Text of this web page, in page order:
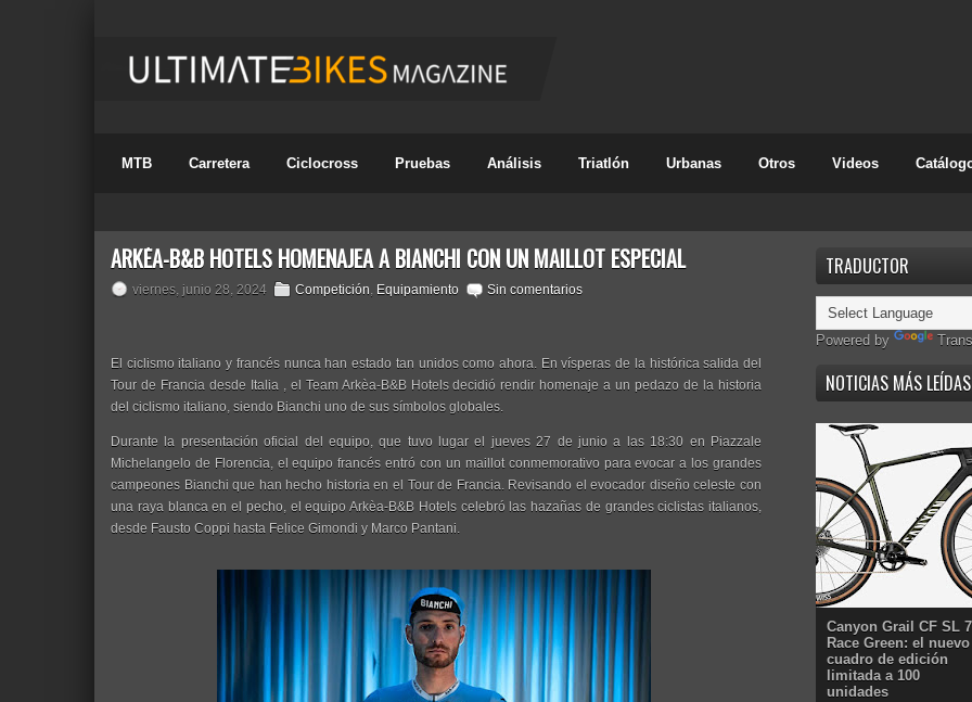
MTB Carretera Ciclocross Pruebas Análisis Triatlón Urbanas Otros Videos
ARKÉA-B&B HOTELS HOMENAJEA A BIANCHI CON UN MAILLOT ESPECIAL
viernes, junio 28, 2024 Competición, Equipamiento Sin comentarios
El ciclismo italiano y francés nunca han estado tan unidos como ahora. En vísperas de la histórica salida del
Tour de Francia desde Italia , el Team Arkèa-B&B Hotels decidió rendir homenaje a un pedazo de la historia
del ciclismo italiano, siendo Bianchi uno de sus símbolos globales.
Durante la presentación oficial del equipo, que tuvo lugar el jueves 27 de junio a las 18:30 en Piazzale
Michelangelo de Florencia, el equipo francés entró con un maillot conmemorativo para evocar a los grandes
campeones Bianchi que han hecho historia en el Tour de Francia. Revisando el evocador diseño celeste con
una raya blanca en el pecho, el equipo Arkèa-B&B Hotels celebró las hazañas de grandes ciclistas italianos,
desde Fausto Coppi hasta Felice Gimondi y Marco Pantani.
TRADUCTOR
Powered by
NOTICIAS MÁS LEÍDAS
Canyon Grail CF SL 7
Race Green: el nuevo
cuadro de edición
limitada a 100
unidades